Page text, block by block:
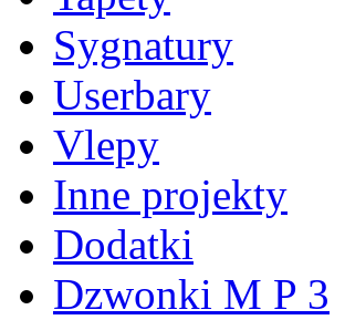
Sygnatury
Userbary
Vlepy
Inne projekty
Dodatki
Dzwonki M P 3